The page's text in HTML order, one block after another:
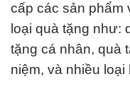
cấp các sản phẩm
loại quà tặng như:
tặng cá nhân, quà
niệm, và nhiều